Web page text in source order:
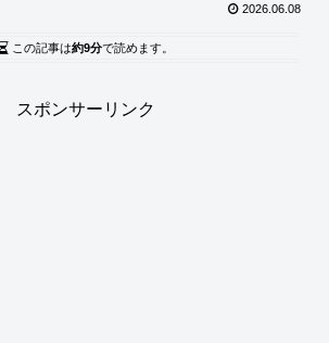
2026.06.08
この記事は約9分で読めます。
スポンサーリンク